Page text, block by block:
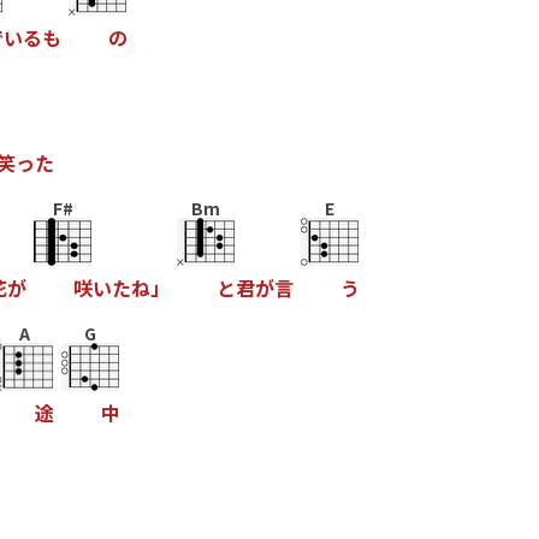
いるも の
った
が
F#
咲いたね」
Bm
と君が言
E
う
A
途
G
中